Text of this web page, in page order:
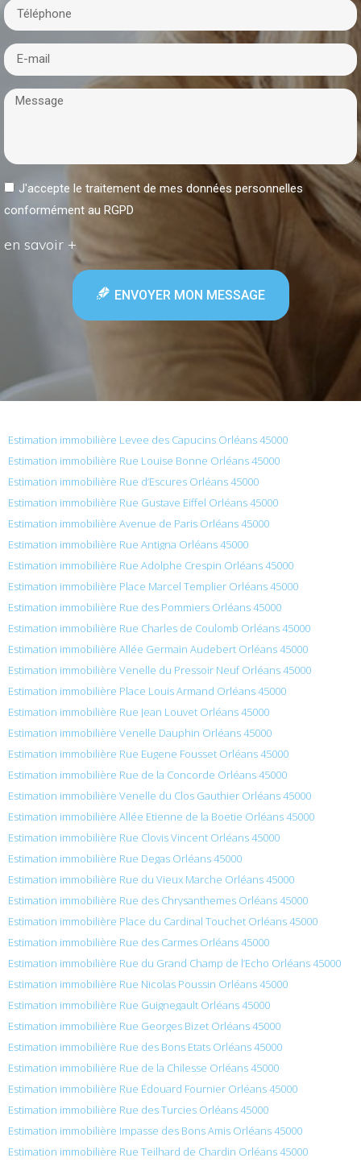
J'accepte le traitement de mes données personnelles
conformément au RGPD
en savoir +
ENVOYER MON MESSAGE
Estimation immobilière Levee des Capucins Orléans 45000
Estimation immobilière Rue Louise Bonne Orléans 45000
Estimation immobilière Rue d’Escures Orléans 45000
Estimation immobilière Rue Gustave Eiffel Orléans 45000
Estimation immobilière Avenue de Paris Orléans 45000
Estimation immobilière Rue Antigna Orléans 45000
Estimation immobilière Rue Adolphe Crespin Orléans 45000
Estimation immobilière Place Marcel Templier Orléans 45000
Estimation immobilière Rue des Pommiers Orléans 45000
Estimation immobilière Rue Charles de Coulomb Orléans 45000
Estimation immobilière Allée Germain Audebert Orléans 45000
Estimation immobilière Venelle du Pressoir Neuf Orléans 45000
Estimation immobilière Place Louis Armand Orléans 45000
Estimation immobilière Rue Jean Louvet Orléans 45000
Estimation immobilière Venelle Dauphin Orléans 45000
Estimation immobilière Rue Eugene Fousset Orléans 45000
Estimation immobilière Rue de la Concorde Orléans 45000
Estimation immobilière Venelle du Clos Gauthier Orléans 45000
Estimation immobilière Allée Etienne de la Boetie Orléans 45000
Estimation immobilière Rue Clovis Vincent Orléans 45000
Estimation immobilière Rue Degas Orléans 45000
Estimation immobilière Rue du Vieux Marche Orléans 45000
Estimation immobilière Rue des Chrysanthemes Orléans 45000
Estimation immobilière Place du Cardinal Touchet Orléans 45000
Estimation immobilière Rue des Carmes Orléans 45000
Estimation immobilière Rue du Grand Champ de l’Echo Orléans 45000
Estimation immobilière Rue Nicolas Poussin Orléans 45000
Estimation immobilière Rue Guignegault Orléans 45000
Estimation immobilière Rue Georges Bizet Orléans 45000
Estimation immobilière Rue des Bons Etats Orléans 45000
Estimation immobilière Rue de la Chilesse Orléans 45000
Estimation immobilière Rue Édouard Fournier Orléans 45000
Estimation immobilière Rue des Turcies Orléans 45000
Estimation immobilière Impasse des Bons Amis Orléans 45000
Estimation immobilière Rue Teilhard de Chardin Orléans 45000